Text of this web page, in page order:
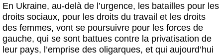
En Ukraine, au-delà de l’urgence, les batailles pour les
droits sociaux, pour les droits du travail et les droits
des femmes, vont se poursuivre pour les forces de
gauche, qui se sont battues contre la privatisation de
leur pays, l’emprise des oligarques, et qui aujourd’hui